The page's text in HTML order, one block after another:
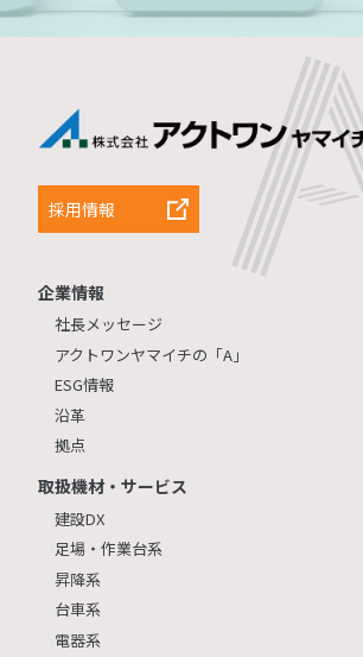
採用情報
企業情報
社長メッセージ
アクトワンヤマイチの「A」
ESG情報
沿革
拠点
取扱機材・サービス
建設DX
足場・作業台系
昇降系
台車系
電器系